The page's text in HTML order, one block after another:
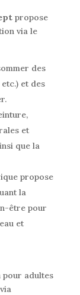
propose
via le
des
et des
et
que la
propose
la
être pour
et
pour adultes